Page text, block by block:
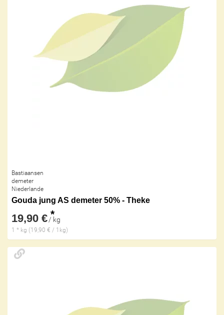
Bastiaansen
demeter
Niederlande
Gouda jung AS demeter 50% - Theke
19,90 € *
/ kg
1 * kg (19,90 € / 1kg)